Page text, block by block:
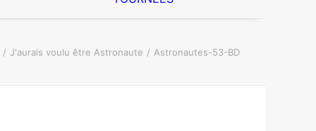
J'aurais voulu être Astronaute Astronautes-53-BD